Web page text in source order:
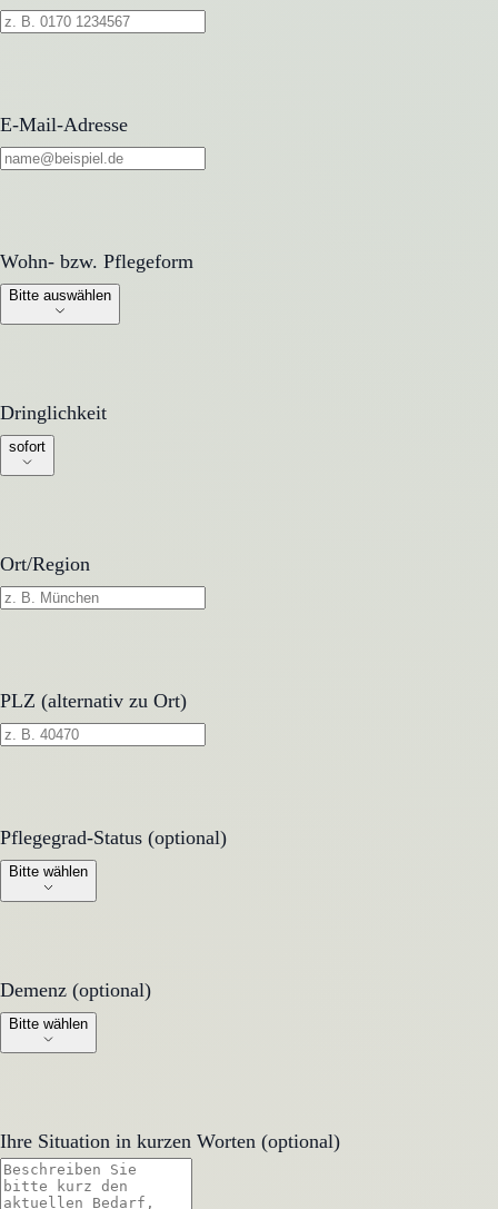
E-Mail-Adresse
Wohn- bzw. Pflegeform
Wohn- bzw. Pflegeform
Bitte auswählen
Dringlichkeit
Dringlichkeit
sofort
Ort/Region
PLZ (alternativ zu Ort)
Pflegegrad-Status (optional)
Pflegegrad-Status (optional)
Bitte wählen
Demenz (optional)
Demenz (optional)
Bitte wählen
Ihre Situation in kurzen Worten (optional)